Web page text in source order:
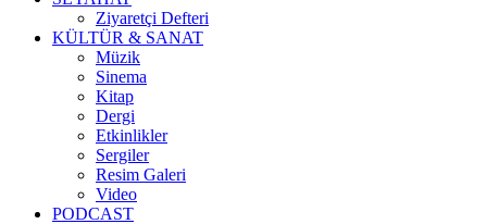
Ziyaretçi Defteri
KÜLTÜR & SANAT
Müzik
Sinema
Kitap
Dergi
Etkinlikler
Sergiler
Resim Galeri
Video
PODCAST